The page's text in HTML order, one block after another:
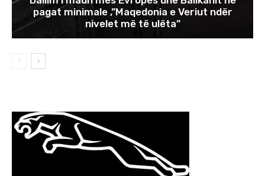
pagat minimale ,”Maqedonia e Veriut ndër
nivelet më të ulëta”